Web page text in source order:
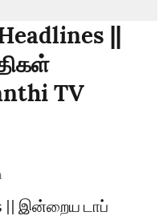
||
TV
|| இன்றைய டாப்